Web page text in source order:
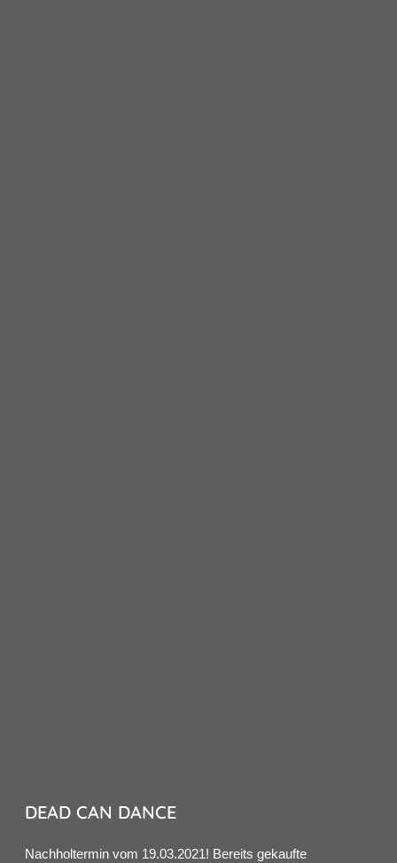
DEAD CAN DANCE
Nachholtermin vom 19.03.2021! Bereits gekaufte